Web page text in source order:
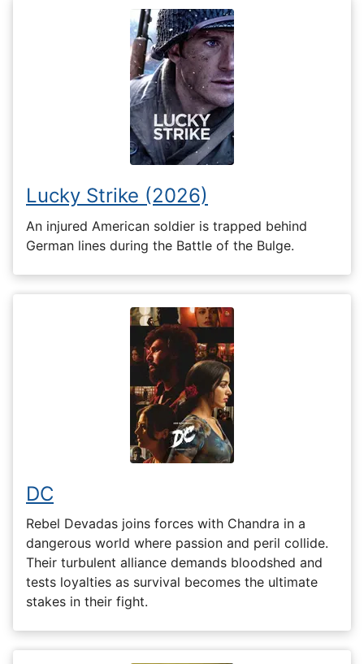
Lucky Strike (2026)
An injured American soldier is trapped behind
German lines during the Battle of the Bulge.
DC
Rebel Devadas joins forces with Chandra in a
dangerous world where passion and peril collide.
Their turbulent alliance demands bloodshed and
tests loyalties as survival becomes the ultimate
stakes in their fight.